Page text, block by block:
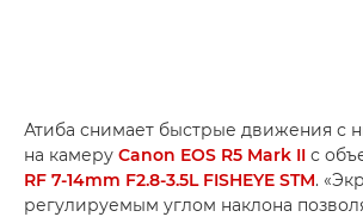
Атиба снимает быстрые движения с
на камеру Canon EOS R5 Mark II с
RF 7-14mm F2.8-3.5L FISHEYE STM.
регулируемым углом наклона